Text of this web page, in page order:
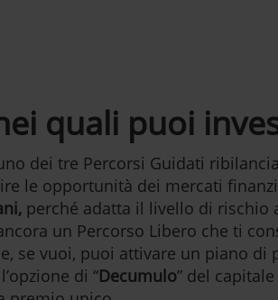
quali puoi
dei tre Percorsi Guidati
le opportunità dei mercati
perché adatta il livello di rischio
un Percorso Libero che ti
se vuoi, puoi attivare un piano
di “Decumulo” del